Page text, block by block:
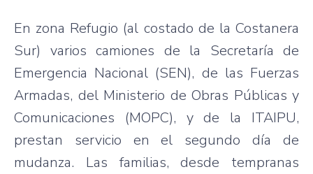
En zona Refugio (al costado de la Costanera
Sur) varios camiones de la Secretaría de
Emergencia Nacional (SEN), de las Fuerzas
Armadas, del Ministerio de Obras Públicas y
Comunicaciones (MOPC), y de la ITAIPU,
prestan servicio en el segundo día de
mudanza. Las familias, desde tempranas